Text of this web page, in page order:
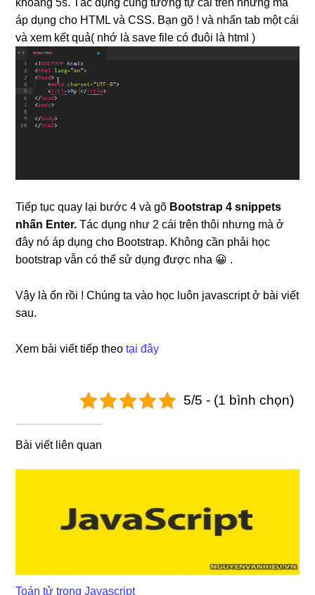
khoảng 5s. Tác dụng cũng tương tự cái trên nhưng mà
áp dụng cho HTML và CSS. Bạn gõ ! và nhấn tab một cái
và xem kết quả( nhớ là save file có đuôi là html )
Tiếp tục quay lại bước 4 và gõ Bootstrap 4 snippets
nhấn Enter. Tác dụng như 2 cái trên thôi nhưng mà ở
đây nó áp dụng cho Bootstrap. Không cần phải học
bootstrap vẫn có thể sử dụng được nha 😀 .
Vậy là ổn rồi ! Chúng ta vào học luôn javascript ở bài viết
sau.
Xem bài viết tiếp theotại đây
5/5 - (1 bình chọn)
Bài viết liên quan
Toán tử trong Javascript